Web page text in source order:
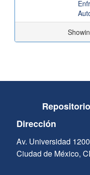
Dirección
Av. Universidad
Ciudad de México,